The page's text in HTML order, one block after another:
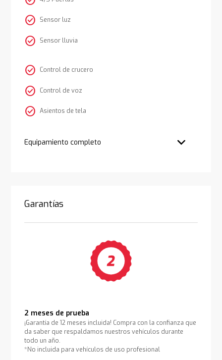
check_circle Sensor luz
check_circle Sensor lluvia
check_circle Control de crucero
check_circle Control de voz
check_circle Asientos de tela
Equipamiento completo
Garantías
2 meses de prueba
¡Garantía de 12 meses incluida! Compra con la confianza que
da saber que respaldamos nuestros vehículos durante
todo un año.
*No incluida para vehículos de uso profesional